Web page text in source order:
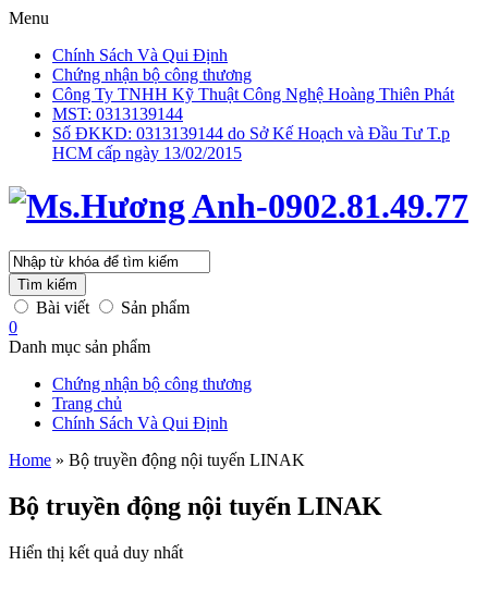
Menu
Chính Sách Và Qui Định
Chứng nhận bộ công thương
Công Ty TNHH Kỹ Thuật Công Nghệ Hoàng Thiên Phát
MST: 0313139144
Số ĐKKD: 0313139144 do Sở Kế Hoạch và Đầu Tư T.p
HCM cấp ngày 13/02/2015
Tìm kiếm
Bài viết
Sản phẩm
0
Danh mục sản phẩm
Chứng nhận bộ công thương
Trang chủ
Chính Sách Và Qui Định
Home » Bộ truyền động nội tuyến LINAK
Bộ truyền động nội tuyến LINAK
Hiển thị kết quả duy nhất